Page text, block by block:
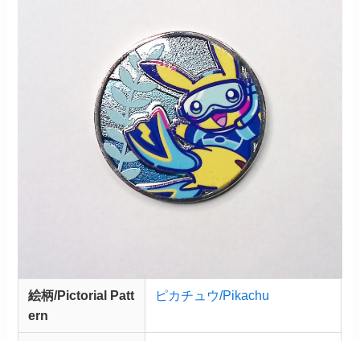
絵柄/Pictorial Patt
ern
ピカチュウ/Pikachu